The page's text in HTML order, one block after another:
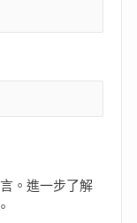
。 進一步了解
。